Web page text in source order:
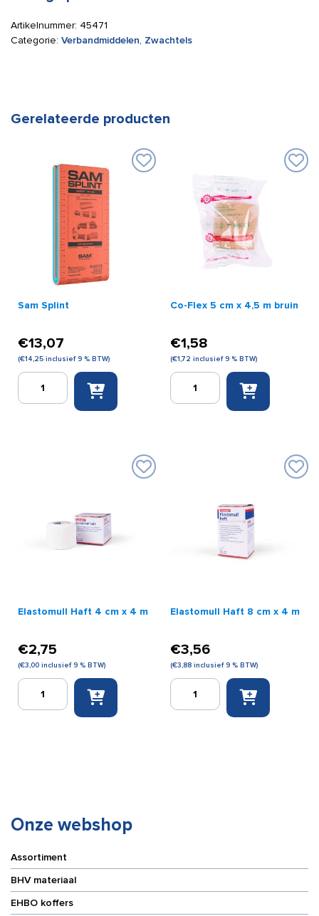
Artikelnummer: 45471
Categorie: Verbandmiddelen, Zwachtels
Gerelateerde producten
Sam Splint
€13,07
(€14,25 inclusief 9 % BTW)
Sam
Co-Flex 5 cm x 4,5 m bruin
€1,58
(€1,72 inclusief 9 % BTW)
Co-
Elastomull Haft 4 cm x 4 m
€2,75
(€3,00 inclusief 9 % BTW)
Elastomull
Elastomull Haft 8 cm x 4 m
€3,56
(€3,88 inclusief 9 % BTW)
Elastomull
Onze webshop
Assortiment
BHV materiaal
EHBO koffers